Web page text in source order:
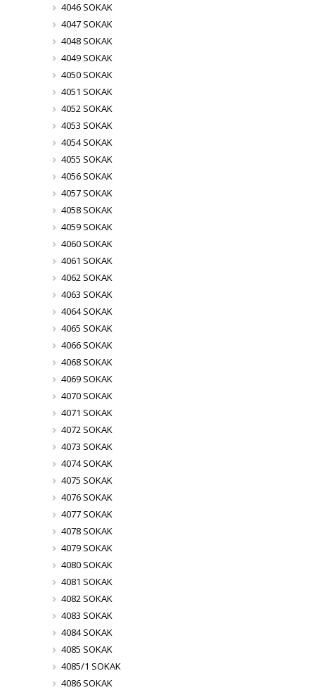
4046 SOKAK
4047 SOKAK
4048 SOKAK
4049 SOKAK
4050 SOKAK
4051 SOKAK
4052 SOKAK
4053 SOKAK
4054 SOKAK
4055 SOKAK
4056 SOKAK
4057 SOKAK
4058 SOKAK
4059 SOKAK
4060 SOKAK
4061 SOKAK
4062 SOKAK
4063 SOKAK
4064 SOKAK
4065 SOKAK
4066 SOKAK
4068 SOKAK
4069 SOKAK
4070 SOKAK
4071 SOKAK
4072 SOKAK
4073 SOKAK
4074 SOKAK
4075 SOKAK
4076 SOKAK
4077 SOKAK
4078 SOKAK
4079 SOKAK
4080 SOKAK
4081 SOKAK
4082 SOKAK
4083 SOKAK
4084 SOKAK
4085 SOKAK
4085/1 SOKAK
4086 SOKAK